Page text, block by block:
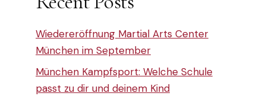
Wiedereröffnung Martial Arts Center
München im September
München Kampfsport: Welche Schule
passt zu dir und deinem Kind